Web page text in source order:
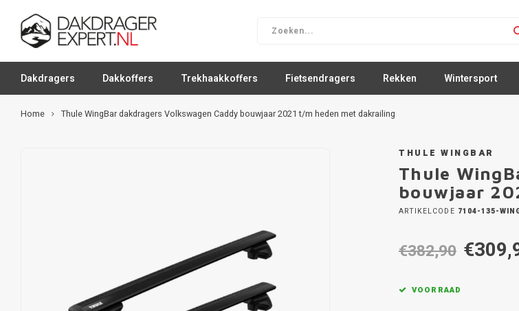
Dakdragers Dakkoffers Trekhaakkoffers Fietsendragers Rekken Wintersport
Home Thule WingBar dakdragers Volkswagen Caddy bouwjaar 2021 t/m heden met dakrailing
THULE WINGBAR
Thule
bouwjaar
ARTIKELCODE 7104-135-
€382,90
VOORRAAD